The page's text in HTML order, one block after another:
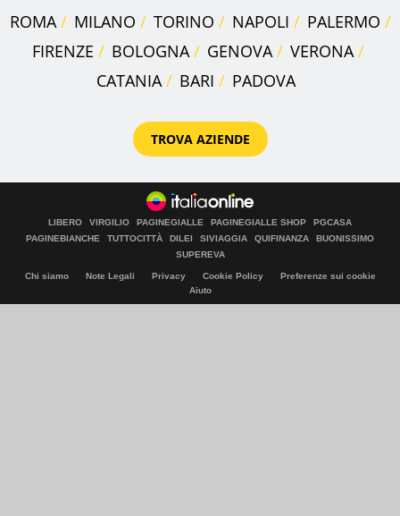
ROMA MILANO TORINO NAPOLI
PALERMO
FIRENZE
BOLOGNA GENOVA
VERONA
CATANIA
BARI PADOVA
TROVA AZIENDE
LIBERO VIRGILIO PAGINEGIALLE PAGINEGIALLE SHOP
PGCASA
PAGINEBIANCHE
TUTTOCITTÀ DILEI SIVIAGGIA QUIFINANZA
BUONISSIMO
SUPEREVA
Chi siamo Note Legali Privacy Cookie Policy
Preferenze sui cookie
Aiuto